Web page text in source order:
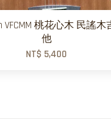
VFCMM 桃花心木 民謠木
他
NT$ 5,400